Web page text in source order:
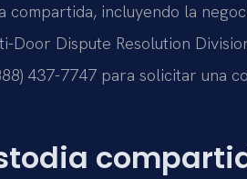
compartida, incluyendo la
Door Dispute Resolution
437-7747 para solicitar una